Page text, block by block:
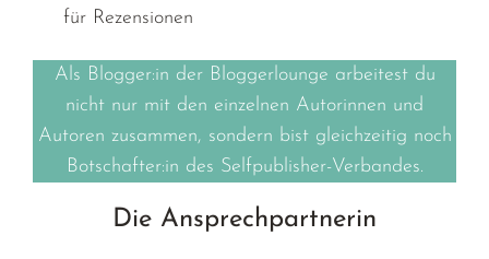
für Rezensionen
Als Blogger:in der Bloggerlounge arbeitest du
nicht nur mit den einzelnen Autorinnen und
Autoren zusammen, sondern bist gleichzeitig noch
Botschafter:in des Selfpublisher-Verbandes.
Die Ansprechpartnerin